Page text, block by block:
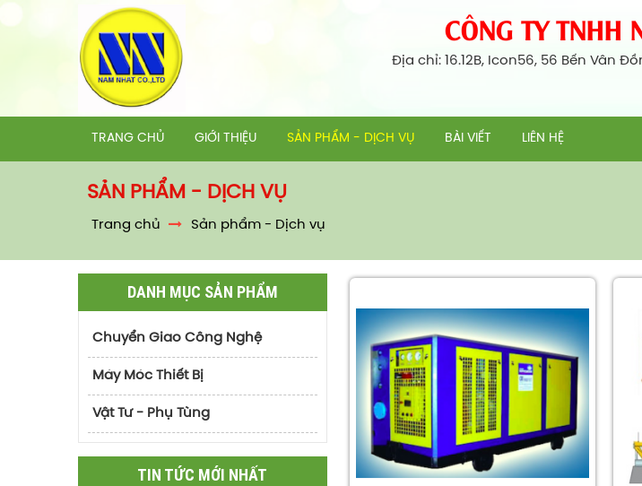
CÔNG TY TNHH
Địa chỉ: 16.12B, Icon56, 56 Bến Vân
TRANG CHỦ GIỚI THIỆU SẢN PHẨM - DỊCH VỤ BÀI VIẾT LIÊN HỆ
SẢN PHẨM - DỊCH VỤ
Trang chủ Sản phẩm - Dịch vụ
DANH MỤC SẢN PHẨM
Chuyển Giao Công Nghệ
Máy Móc Thiết Bị
Vật Tư - Phụ Tùng
TIN TỨC MỚI NHẤT